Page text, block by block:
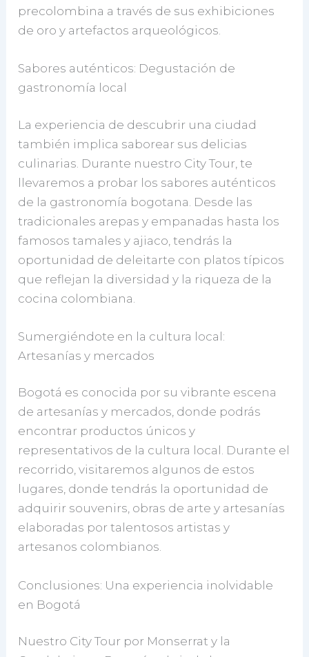
precolombina a través de sus exhibiciones
de oro y artefactos arqueológicos.
Sabores auténticos: Degustación de
gastronomía local
La experiencia de descubrir una ciudad
también implica saborear sus delicias
culinarias. Durante nuestro City Tour, te
llevaremos a probar los sabores auténticos
de la gastronomía bogotana. Desde las
tradicionales arepas y empanadas hasta los
famosos tamales y ajiaco, tendrás la
oportunidad de deleitarte con platos típicos
que reflejan la diversidad y la riqueza de la
cocina colombiana.
Sumergiéndote en la cultura local:
Artesanías y mercados
Bogotá es conocida por su vibrante escena
de artesanías y mercados, donde podrás
encontrar productos únicos y
representativos de la cultura local. Durante el
recorrido, visitaremos algunos de estos
lugares, donde tendrás la oportunidad de
adquirir souvenirs, obras de arte y artesanías
elaboradas por talentosos artistas y
artesanos colombianos.
Conclusiones: Una experiencia inolvidable
en Bogotá
Nuestro City Tour por Monserrat y la